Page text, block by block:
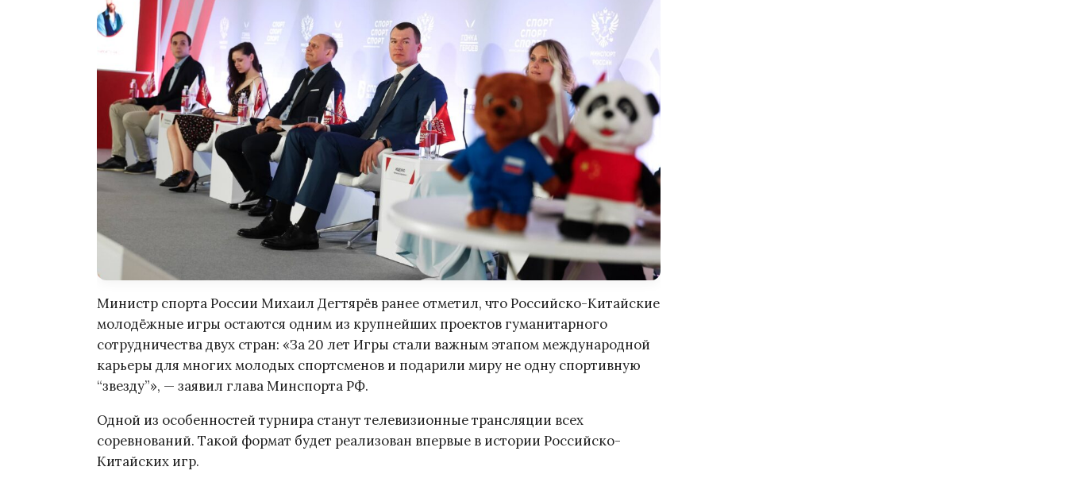
Министр спорта России Михаил Дегтярёв ранее отметил, что Российско-Китайские
молодёжные игры остаются одним из крупнейших проектов гуманитарного
сотрудничества двух стран: «За 20 лет Игры стали важным этапом международной
карьеры для многих молодых спортсменов и подарили миру не одну спортивную
“звезду”», — заявил глава Минспорта РФ.
Одной из особенностей турнира станут телевизионные трансляции всех
соревнований. Такой формат будет реализован впервые в истории Российско-
Китайских игр.